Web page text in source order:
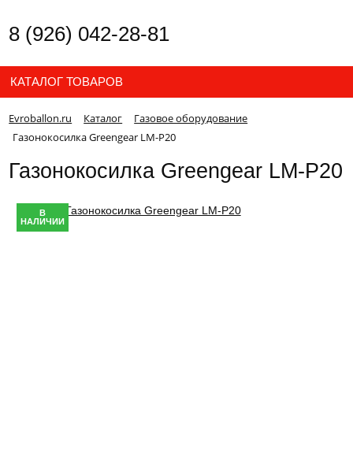
8 (926) 042-28-81
КАТАЛОГ ТОВАРОВ
Evroballon.ru Каталог
Газовое оборудование
Газонокосилка Greengear LM-P20
Газонокосилка Greengear LM-P20
В
НАЛИЧИИ